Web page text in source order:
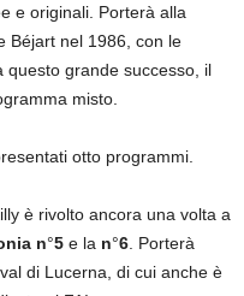
e originali. Porterà alla
Béjart nel 1986, con le
questo grande successo, il
misto.
otto programmi.
è rivolto ancora una volta a
n°5 e la n°6 . Porterà
di Lucerna, di cui anche è